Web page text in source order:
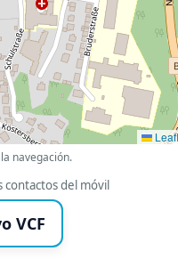
navegación.
contactos del móvil
VCF